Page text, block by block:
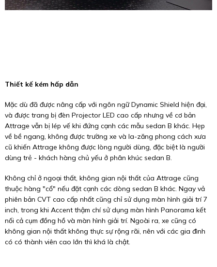
Thiết kế kém hấp dẫn
Mặc dù đã được nâng cấp với ngôn ngữ Dynamic Shield hiện đại,
và được trang bị đèn Projector LED cao cấp nhưng về cơ bản
Attrage vẫn bị lép vế khi đứng cạnh các mẫu sedan B khác. Hẹp
về bề ngang, không được trường xe và la-zăng phong cách xưa
cũ khiến Attrage không được lòng người dùng, đặc biệt là người
dùng trẻ - khách hàng chủ yếu ở phân khúc sedan B.
Không chỉ ở ngoại thất, không gian nội thất của Attrage cũng
thuộc hàng "cổ" nếu đặt cạnh các dòng sedan B khác. Ngay vả
phiên bản CVT cao cấp nhất cũng chỉ sử dụng màn hình giải trí 7
inch, trong khi Accent thậm chí sử dụng màn hình Panorama kết
nối cả cụm đồng hồ và màn hình giải trí. Ngoài ra, xe cũng có
không gian nội thất không thực sự rộng rãi, nên với các gia đình
có có thành viên cao lớn thì khá là chật.